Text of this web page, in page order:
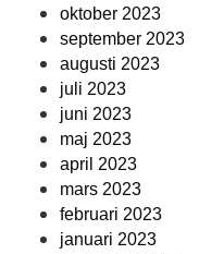
oktober 2023
september 2023
augusti 2023
juli 2023
juni 2023
maj 2023
april 2023
mars 2023
februari 2023
januari 2023